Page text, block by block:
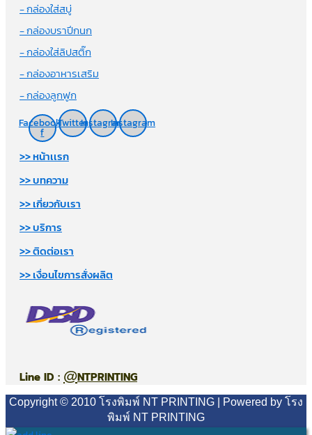
- กล่องใส่สบู่
- กล่องบราปีกนก
- กล่องใส่ลิปสติ๊ก
- กล่องอาหารเสริม
- กล่องลูกฟูก
Facebook-
f
TwitterInstagramInstagram
>> หน้าเเรก
>> บทความ
>> เกี่ยวกับเรา
>> บริการ
>> ติดต่อเรา
>> เงื่อนไขการสั่งผลิต
Line ID : @NTPRINTING
Copyright © 2010 โรงพิมพ์ NT PRINTING | Powered by โรง
พิมพ์ NT PRINTING